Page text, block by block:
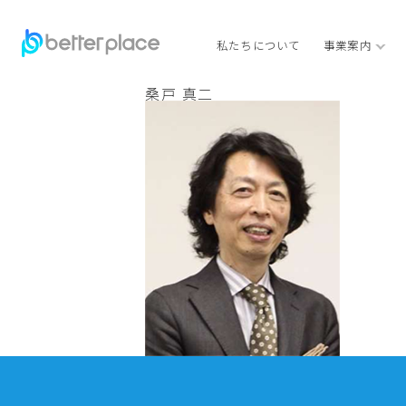
私たちについて 事業案内
桑戸 真二